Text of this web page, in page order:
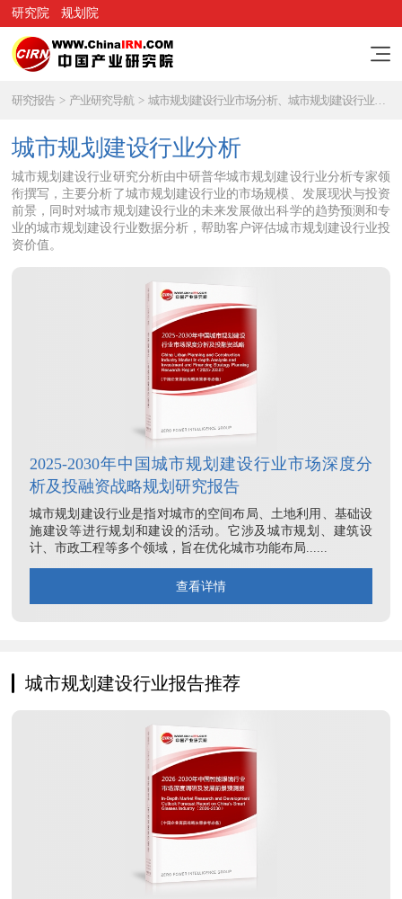
研究院 规划院
研究报告 > 产业研究导航 > 城市规划建设行业市场分析、城市规划建设行业研究报告
城市规划建设行业分析
城市规划建设行业研究分析由中研普华城市规划建设行业分析专家领
衔撰写，主要分析了城市规划建设行业的市场规模、发展现状与投资
前景，同时对城市规划建设行业的未来发展做出科学的趋势预测和专
业的城市规划建设行业数据分析，帮助客户评估城市规划建设行业投
资价值。
2025-2030年中国城市规划建设行业市场深度分
析及投融资战略规划研究报告
城市规划建设行业是指对城市的空间布局、土地利用、基础设
施建设等进行规划和建设的活动。它涉及城市规划、建筑设
计、市政工程等多个领域，旨在优化城市功能布局......
查看详情
城市规划建设行业报告推荐